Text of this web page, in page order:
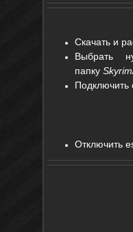
Скачать и
Выбрать
папку
Подключить
Отключить